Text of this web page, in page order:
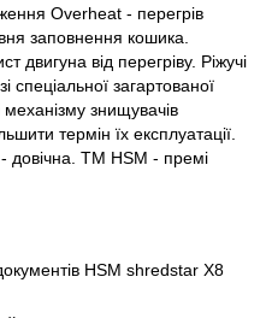
Overheat - перегрів
заповнення кошика.
двигуна від перегріву. Ріжучі
спеціальної загартованої
механізму знищувачів
термін їх експлуатації.
довічна. ТМ HSM - премі
HSM shredstar X8